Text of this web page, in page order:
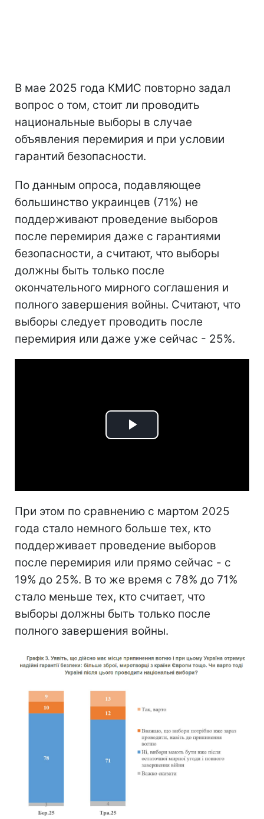
В мае 2025 года КМИС повторно задал
вопрос о том, стоит ли проводить
национальные выборы в случае
объявления перемирия и при условии
гарантий безопасности.
По данным опроса, подавляющее
большинство украинцев (71%) не
поддерживают проведение выборов
после перемирия даже с гарантиями
безопасности, а считают, что выборы
должны быть только после
окончательного мирного соглашения и
полного завершения войны. Считают, что
выборы следует проводить после
перемирия или даже уже сейчас - 25%.
Play
При этом по сравнению с мартом 2025
года стало немного больше тех, кто
поддерживает проведение выборов
после перемирия или прямо сейчас - с
19% до 25%. В то же время с 78% до 71%
стало меньше тех, кто считает, что
выборы должны быть только после
полного завершения войны.